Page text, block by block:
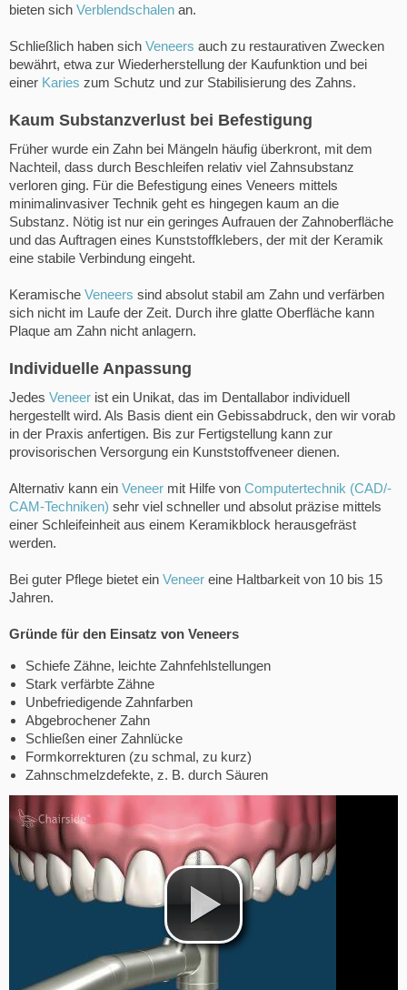
bieten sich Verblendschalen an.
Schließlich haben sich Veneers auch zu restaurativen Zwecken
bewährt, etwa zur Wiederherstellung der Kaufunktion und bei
einer Karies zum Schutz und zur Stabilisierung des Zahns.
Kaum Substanzverlust bei Befestigung
Früher wurde ein Zahn bei Mängeln häufig überkront, mit dem
Nachteil, dass durch Beschleifen relativ viel Zahnsubstanz
verloren ging. Für die Befestigung eines Veneers mittels
minimalinvasiver Technik geht es hingegen kaum an die
Substanz. Nötig ist nur ein geringes Aufrauen der Zahnoberfläche
und das Auftragen eines Kunststoffklebers, der mit der Keramik
eine stabile Verbindung eingeht.
Keramische Veneers sind absolut stabil am Zahn und verfärben
sich nicht im Laufe der Zeit. Durch ihre glatte Oberfläche kann
Plaque am Zahn nicht anlagern.
Individuelle Anpassung
Jedes Veneer ist ein Unikat, das im Dentallabor individuell
hergestellt wird. Als Basis dient ein Gebissabdruck, den wir vorab
in der Praxis anfertigen. Bis zur Fertigstellung kann zur
provisorischen Versorgung ein Kunststoffveneer dienen.
Alternativ kann ein Veneer mit Hilfe von Computertechnik (CAD/-
CAM-Techniken) sehr viel schneller und absolut präzise mittels
einer Schleifeinheit aus einem Keramikblock herausgefräst
werden.
Bei guter Pflege bietet ein Veneer eine Haltbarkeit von 10 bis 15
Jahren.
Gründe für den Einsatz von Veneers
Schiefe Zähne, leichte Zahnfehlstellungen
Stark verfärbte Zähne
Unbefriedigende Zahnfarben
Abgebrochener Zahn
Schließen einer Zahnlücke
Formkorrekturen (zu schmal, zu kurz)
Zahnschmelzdefekte, z. B. durch Säuren